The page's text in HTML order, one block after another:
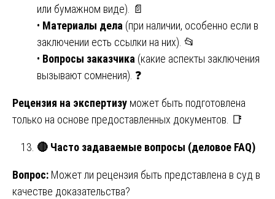
или бумажном виде). 📄
• Материалы дела (при наличии, особенно если в
заключении есть ссылки на них). 📂
• Вопросы заказчика (какие аспекты заключения
вызывают сомнения). ❓
Рецензия на экспертизу может быть подготовлена
только на основе предоставленных документов. 📑
🔴 Часто задаваемые вопросы (деловое FAQ)
Вопрос: Может ли рецензия быть представлена в суд в
качестве доказательства?